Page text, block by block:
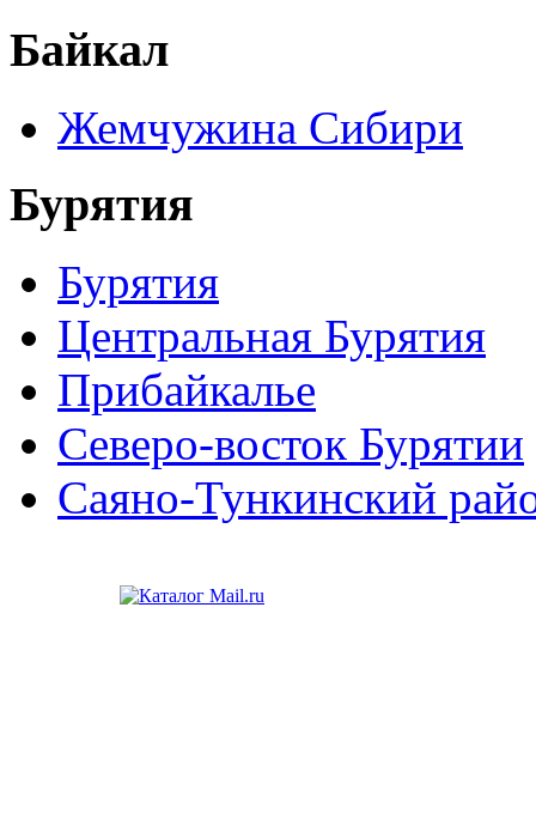
Байкал
Жемчужина Сибири
Бурятия
Бурятия
Центральная Бурятия
Прибайкалье
Северо-восток Бурятии
Саяно-Тункинский